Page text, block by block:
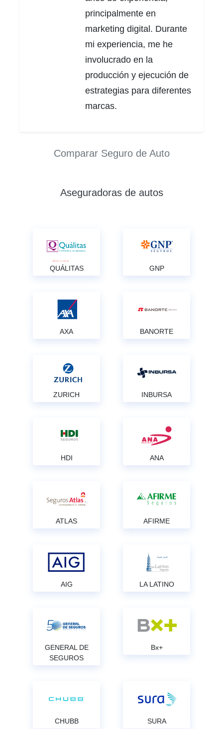
principalmente en
marketing digital. Durante
mi experiencia, me he
involucrado en la
producción y ejecución de
estrategias para diferentes
marcas.
Comparar Seguro de Auto
Aseguradoras de autos
QUÁLITAS GNP
AXA BANORTE
ZURICH INBURSA
HDI ANA
ATLAS AFIRME
AIG LA LATINO
GENERAL DE
SEGUROS
Bx+
CHUBB SURA